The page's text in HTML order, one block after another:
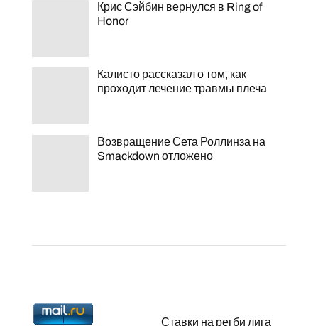
Крис Сэйбин вернулся в Ring of
Honor
Калисто рассказал о том, как
проходит лечение травмы плеча
Возвращение Сета Роллинза на
Smackdown отложено
Ставки на регби лига